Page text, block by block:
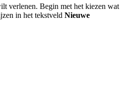
verlenen. Begin met het kiezen wat
in het tekstveld Nieuwe